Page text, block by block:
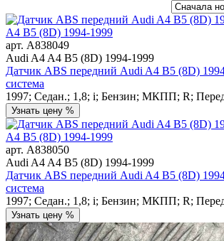
арт. A838049
Audi A4 A4 B5 (8D) 1994-1999
Датчик ABS передний Audi A4 B5 (8D)
система
1997; Седан.; 1,8; i; Бензин; МКПП; R;
Узнать цену %
арт. A838050
Audi A4 A4 B5 (8D) 1994-1999
Датчик ABS передний Audi A4 B5 (8D)
система
1997; Седан.; 1,8; i; Бензин; МКПП; R;
Узнать цену %